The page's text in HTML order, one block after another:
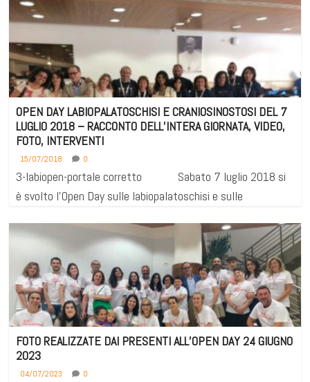
OPEN DAY LABIOPALATOSCHISI E CRANIOSINOSTOSI DEL 7
LUGLIO 2018 – RACCONTO DELL’INTERA GIORNATA, VIDEO,
FOTO, INTERVENTI
15/07/2018 0
3-labiopen-portale corretto Sabato 7 luglio 2018 si
è svolto l'Open Day sulle labiopalatoschisi e sulle
FOTO REALIZZATE DAI PRESENTI ALL’OPEN DAY 24 GIUGNO
2023
04/07/2023 0